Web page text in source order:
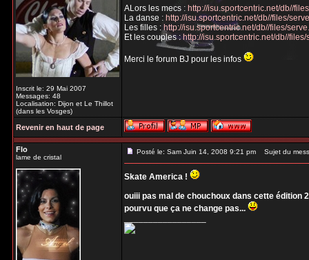
Inscrit le: 29 Mai 2007
Messages: 48
Localisation: Dijon et Le Thillot
(dans les Vosges)
ALors les mecs :http://isu.sportcentric.net/db//
La danse :http://isu.sportcentric.net/db//files/
Les filles :http://isu.sportcentric.net/db//files/
Et les couples :http://isu.sportcentric.net/db//
Merci le forum BJ pour les infos
Revenir en haut de page
Flo
lame de cristal
Posté le: Sam Juin 14, 2008 9:21 pm Sujet du
Skate America !
ouiii pas mal de chouchoux dans cette édition
pourvu que ça ne change pas...
_________________